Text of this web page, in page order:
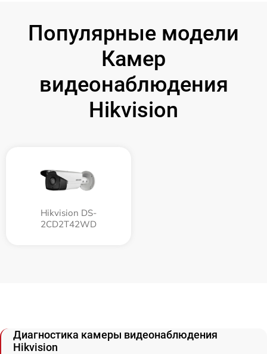
Популярные модели
Камер
видеонаблюдения
Hikvision
Hikvision DS-
2CD2T42WD
Диагностика камеры видеонаблюдения
Hikvision